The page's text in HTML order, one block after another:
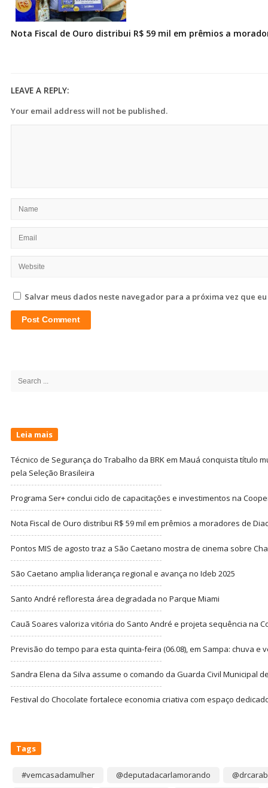
Nota Fiscal de Ouro distribui R$ 59 mil em prêmios a
LEAVE A REPLY:
Your email address will not be published.
Salvar meus dados neste navegador para a próxima vez que
Search
Leia mais
Técnico de Segurança do Trabalho da BRK em Mauá conquista título
pela Seleção Brasileira
Programa Ser+ conclui ciclo de capacitações e investimentos na
Nota Fiscal de Ouro distribui R$ 59 mil em prêmios a moradores de
Pontos MIS de agosto traz a São Caetano mostra de cinema sobre
São Caetano amplia liderança regional e avança no Ideb 2025
Santo André refloresta área degradada no Parque Miami
Cauã Soares valoriza vitória do Santo André e projeta sequência na
Previsão do tempo para esta quinta-feira (06.08), em Sampa: chuva e
Sandra Elena da Silva assume o comando da Guarda Civil Municipal
Festival do Chocolate fortalece economia criativa com espaço
Tags
#vemcasadamulher @deputadacarlamorando